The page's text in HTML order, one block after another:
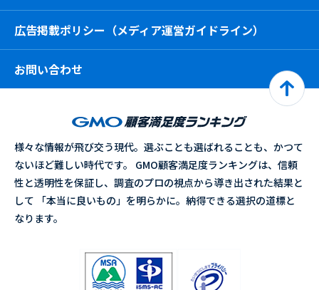
広告掲載ポリシー（メディア運営ガイドライン）
お問い合わせ
様々な情報が飛び交う現代。選ぶことも選ばれることも、かつて
ないほど難しい時代です。 GMO顧客満足度ランキングは、信頼
性と透明性を保証し、調査のプロの視点から導き出された結果と
して 「本当に良いもの」を明らかに。納得できる選択の道標と
なります。